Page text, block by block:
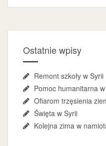
Ostatnie wpisy
Remont szkoły w Syrii
Pomoc humanitarna
Ofiarom trzęsienia
Święta w Syrii
Kolejna zima w